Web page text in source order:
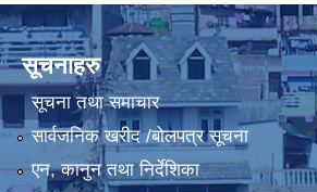
सूचनाहरु
सूचना तथा समाचार
सार्वजनिक खरीद /बोलपत्र सूचना
एन, कानुन तथा निर्देशिका